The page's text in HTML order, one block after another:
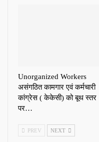
Unorganized Workers
असंगठित कामगार एवं कर्मचारी
कांग्रेस ( केकेसी) को बूथ स्तर
पर…
PREV NEXT